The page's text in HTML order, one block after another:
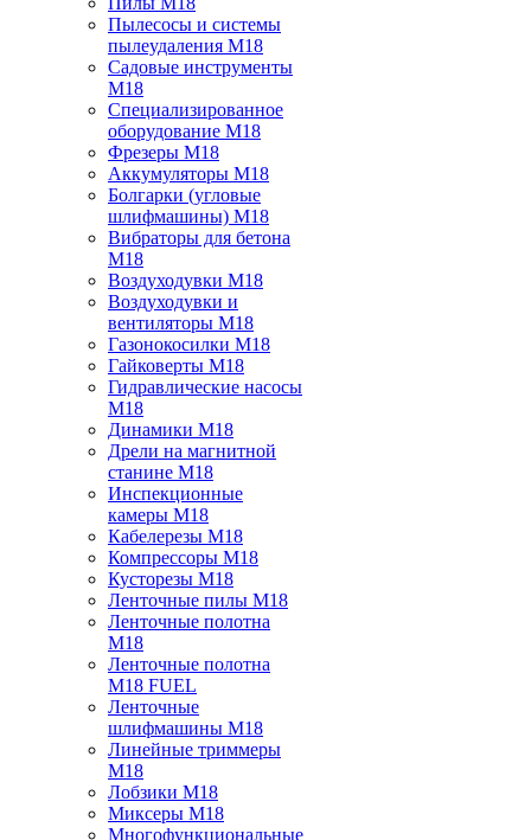
Пылесосы и системы
пылеудаления M18
Садовые инструменты
M18
Специализированное
оборудование M18
Фрезеры M18
Аккумуляторы M18
Болгарки (угловые
шлифмашины) M18
Вибраторы для бетона
M18
Воздуходувки M18
Воздуходувки и
вентиляторы M18
Газонокосилки M18
Гайковерты M18
Гидравлические насосы
M18
Динамики M18
Дрели на магнитной
станине M18
Инспекционные
камеры M18
Кабелерезы M18
Компрессоры M18
Кусторезы M18
Ленточные пилы M18
Ленточные полотна
M18
Ленточные полотна
M18 FUEL
Ленточные
шлифмашины M18
Линейные триммеры
M18
Лобзики M18
Миксеры M18
Многофункциональные